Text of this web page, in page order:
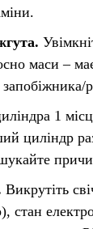
маси –
1
циліндр
Викрутіть